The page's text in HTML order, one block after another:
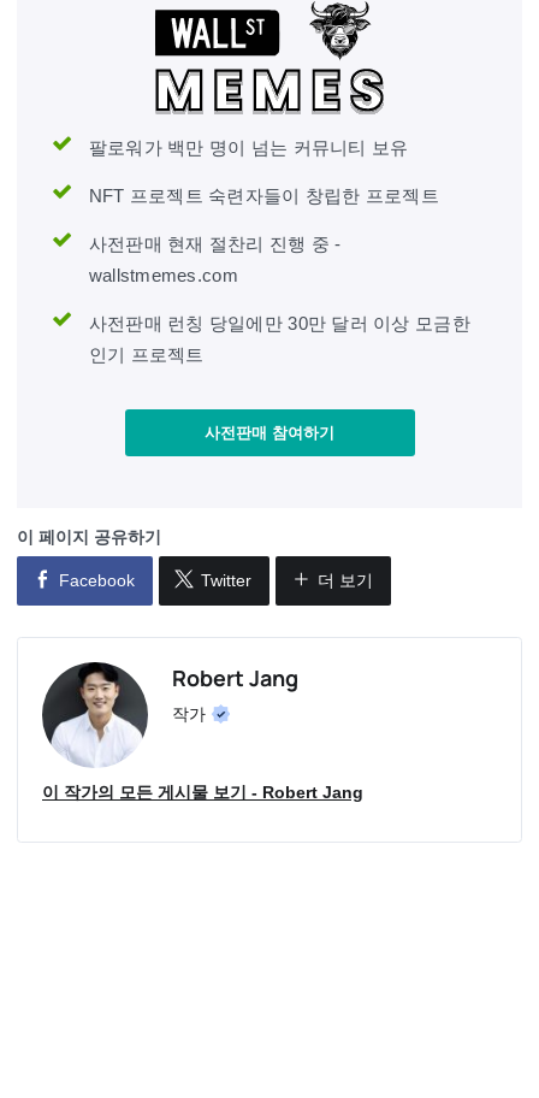
팔로워가 백만 명이 넘는 커뮤니티 보유
NFT 프로젝트 숙련자들이 창립한 프로젝트
사전판매 현재 절찬리 진행 중 -
wallstmemes.com
사전판매 런칭 당일에만 30만 달러 이상 모금한
인기 프로젝트
사전판매 참여하기
이 페이지 공유하기
Facebook Twitter 더 보기
Robert Jang
작가
이 작가의 모든 게시물 보기 - Robert Jang